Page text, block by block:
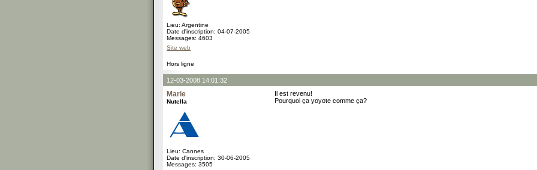
Lieu: Argentine
Date d'inscription: 04-07-2005
Messages: 4603
Site web
Hors ligne
12-03-2008 14:01:32
Marie
Nutella
Lieu: Cannes
Date d'inscription: 30-06-2005
Messages: 3505
Il est revenu!
Pourquoi ça yoyote comme ça?